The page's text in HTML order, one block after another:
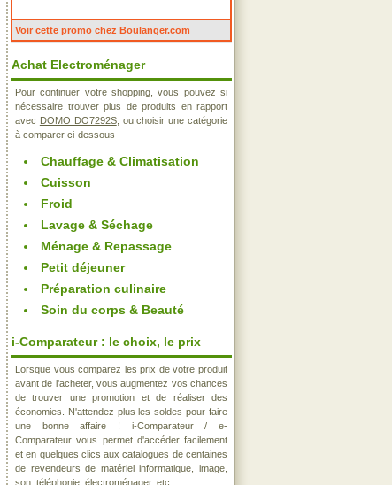
Voir cette promo chez Boulanger.com
Achat Electroménager
Pour continuer votre shopping, vous pouvez si
nécessaire trouver plus de produits en rapport
avec DOMO DO7292S, ou choisir une catégorie
à comparer ci-dessous
Chauffage & Climatisation
Cuisson
Froid
Lavage & Séchage
Ménage & Repassage
Petit déjeuner
Préparation culinaire
Soin du corps & Beauté
i-Comparateur : le choix, le prix
Lorsque vous comparez les prix de votre produit
avant de l'acheter, vous augmentez vos chances
de trouver une promotion et de réaliser des
économies. N'attendez plus les soldes pour faire
une bonne affaire ! i-Comparateur / e-
Comparateur vous permet d'accéder facilement
et en quelques clics aux catalogues de centaines
de revendeurs de matériel informatique, image,
son, téléphonie, électroménager, etc..